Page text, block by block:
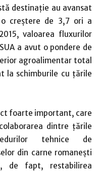
destinaţie au avansat
creştere de 3,7 ori a
valoarea fluxurilor
a avut o pondere de
agroalimentar total
la schimburile cu ţările
foarte important, care
dintre ţările
tehnice de
din carne romaneşti
de fapt, restabilirea